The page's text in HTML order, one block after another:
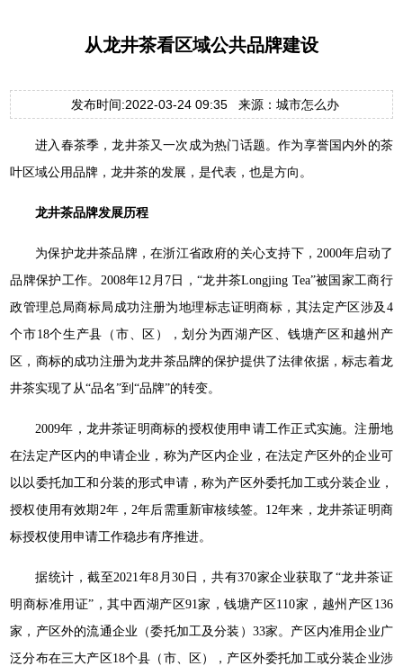
从龙井茶看区域公共品牌建设
发布时间:2022-03-24 09:35 来源：城市怎么办
进入春茶季，龙井茶又一次成为热门话题。作为享誉国内外的茶
叶区域公用品牌，龙井茶的发展，是代表，也是方向。
龙井茶品牌发展历程
为保护龙井茶品牌，在浙江省政府的关心支持下，2000年启动了
品牌保护工作。2008年12月7日，“龙井茶Longjing Tea”被国家工商行
政管理总局商标局成功注册为地理标志证明商标，其法定产区涉及4
个市18个生产县（市、区），划分为西湖产区、钱塘产区和越州产
区，商标的成功注册为龙井茶品牌的保护提供了法律依据，标志着龙
井茶实现了从“品名”到“品牌”的转变。
2009年，龙井茶证明商标的授权使用申请工作正式实施。注册地
在法定产区内的申请企业，称为产区内企业，在法定产区外的企业可
以以委托加工和分装的形式申请，称为产区外委托加工或分装企业，
授权使用有效期2年，2年后需重新审核续签。12年来，龙井茶证明商
标授权使用申请工作稳步有序推进。
据统计，截至2021年8月30日，共有370家企业获取了“龙井茶证
明商标准用证”，其中西湖产区91家，钱塘产区110家，越州产区136
家，产区外的流通企业（委托加工及分装）33家。产区内准用企业广
泛分布在三大产区18个县（市、区），产区外委托加工或分装企业涉